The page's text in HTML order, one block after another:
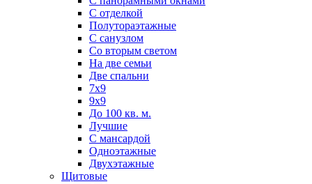
С отделкой
Полутораэтажные
С санузлом
Со вторым светом
На две семьи
Две спальни
7х9
9х9
До 100 кв. м.
Лучшие
С мансардой
Одноэтажные
Двухэтажные
Щитовые